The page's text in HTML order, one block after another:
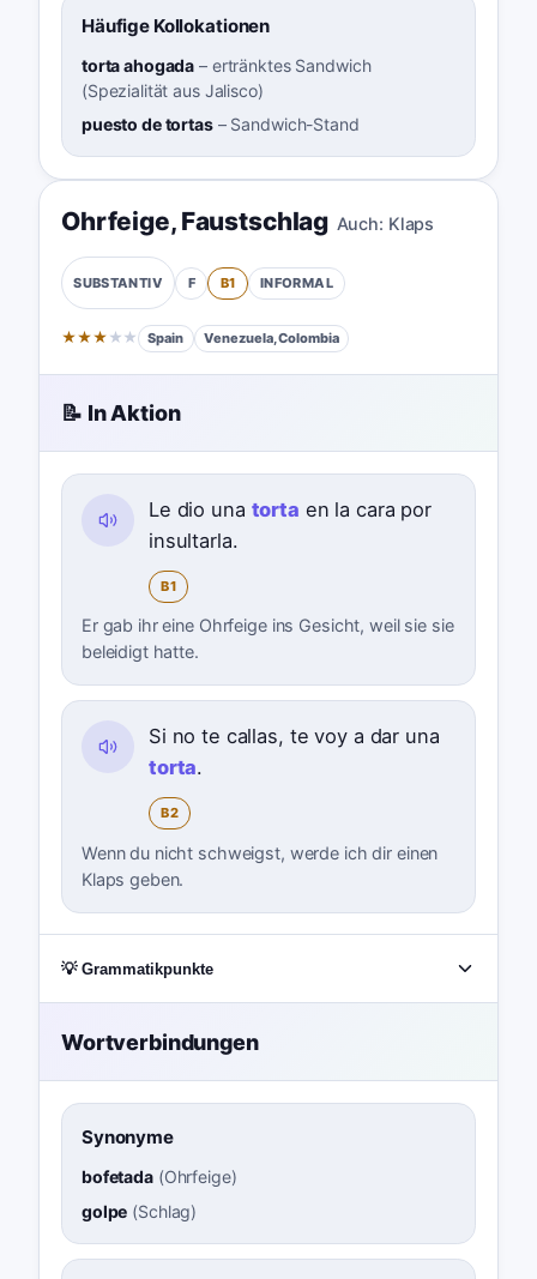
Häufige Kollokationen
torta ahogada – ertränktes Sandwich
(Spezialität aus Jalisco)
puesto de tortas– Sandwich-Stand
Ohrfeige, Faustschlag Auch: Klaps
SUBSTANTIV F B1 INFORMAL
★★★ ★ ★ Spain Venezuela, Colombia
📝 In Aktion
Le dio una torta en la cara por
insultarla.
B1
Er gab ihr eine Ohrfeige ins Gesicht, weil sie sie
beleidigt hatte.
Si no te callas, te voy a dar una
torta.
B2
Wenn du nicht schweigst, werde ich dir einen
Klaps geben.
💡 Grammatikpunkte
Wortverbindungen
Synonyme
bofetada(Ohrfeige)
golpe (Schlag)